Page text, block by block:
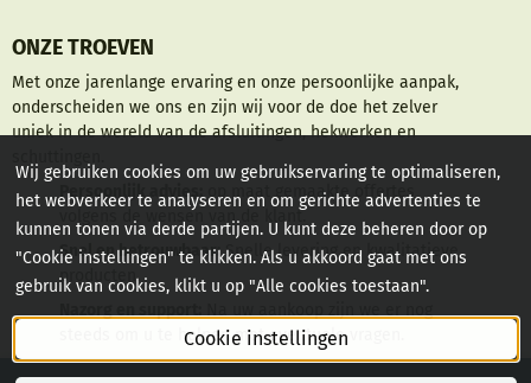
ONZE TROEVEN
Met onze jarenlange ervaring en onze persoonlijke aanpak,
onderscheiden we ons en zijn wij voor de doe het zelver
uniek in de wereld van de afsluitingen, hekwerken en
Persoonlijk advies:
op maat gemaakte offertes
volgens de wensen van de klant.
Snel en betrouwbaar:Snelle levering en kwalitatieve
producten.
steeds om u te helpen met eventuele vragen.
Wij gebruiken cookies om uw gebruikservaring te optimaliseren,
het webverkeer te analyseren en om gerichte advertenties te
kunnen tonen via derde partijen. U kunt deze beheren door op
"Cookie instellingen" te klikken. Als u akkoord gaat met ons
gebruik van cookies, klikt u op "Alle cookies toestaan".
Cookie instellingen